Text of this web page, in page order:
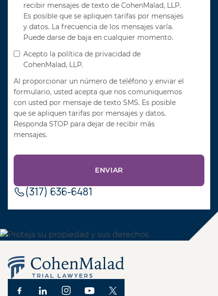
recibir mensajes de texto de CohenMalad, LLP.
Es posible que se apliquen tarifas por mensajes
y datos. La frecuencia de los mensajes varía.
Puede darse de baja en cualquier momento.
Acepto la política de privacidad de
CohenMalad, LLP.
Al proporcionar un número de teléfono y enviar el
formulario, usted acepta que nos comuniquemos
con usted por mensaje de texto SMS. Es posible
que se apliquen tarifas por mensajes y datos.
Responda STOP para dejar de recibir más
mensajes.
(317) 636-6481